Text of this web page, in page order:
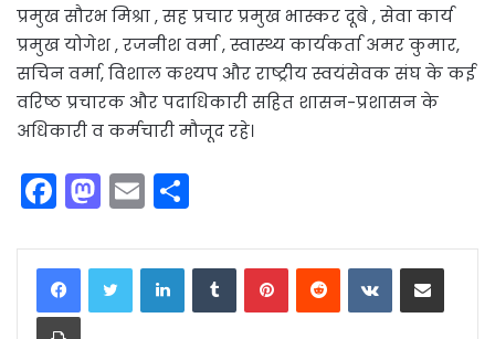
प्रमुख सौरभ मिश्रा , सह प्रचार प्रमुख भास्कर दूबे , सेवा कार्य
प्रमुख योगेश , रजनीश वर्मा , स्वास्थ्य कार्यकर्ता अमर कुमार,
सचिन वर्मा, विशाल कश्यप और राष्ट्रीय स्वयंसेवक संघ के कई
वरिष्ठ प्रचारक और पदाधिकारी सहित शासन-प्रशासन के
अधिकारी व कर्मचारी मौजूद रहे।
F
a
c
e
M
a
st
o
E
m
ai ar
LinkedInTumblrPinterestReddit VKontakteShare via Email
Print